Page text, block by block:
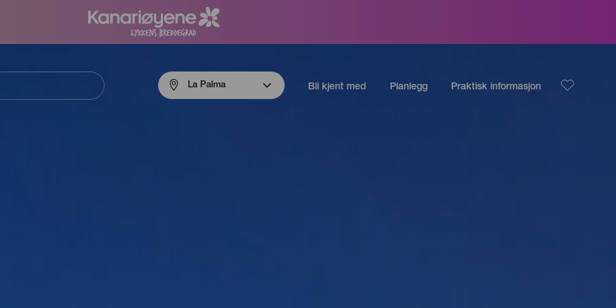
navigation
La Palma Bli kjent med Planlegg Praktisk informasjon